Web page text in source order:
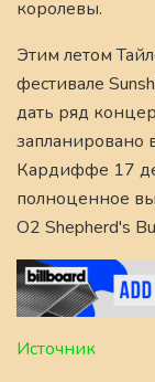
королевы.
Этим летом
фестивале
дать ряд
запланировано
Кардиффе 17
полноценное
O2 Shepherd's
Источник